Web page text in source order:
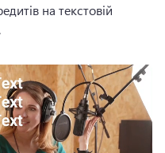
на текстовій